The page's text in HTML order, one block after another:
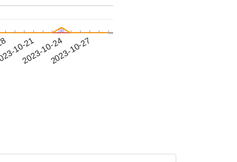
10-21
2023-10-242023-10-27